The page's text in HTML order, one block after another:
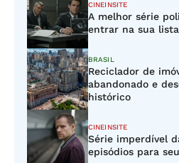
CINEINSITE
A melhor série
entrar na sua
BRASIL
Reciclador de
abandonado e
histórico
CINEINSITE
Série imperdível
episódios para